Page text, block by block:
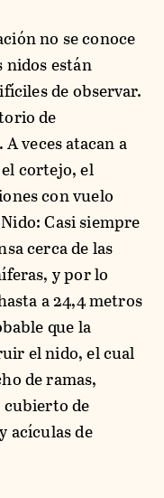
no se conoce
nidos están
de observar.
de
veces atacan a
cortejo, el
con vuelo
Casi siempre
cerca de las
y por lo
a 24,4 metros
que la
el nido, el cual
de ramas,
cubierto de
acículas de